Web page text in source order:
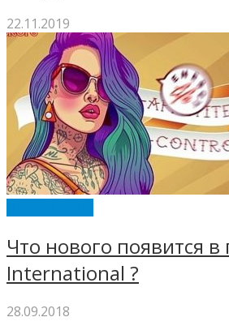
22.11.2019
Что нового появится
International ?
28.09.2018